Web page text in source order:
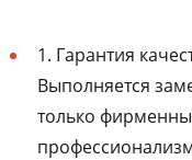
1. Гарантия
Выполняется
только